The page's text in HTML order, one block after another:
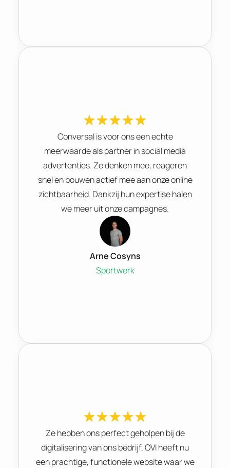
Conversal is voor ons een echte
meerwaarde als partner in social media
advertenties. Ze denken mee, reageren
snel en bouwen actief mee aan onze online
zichtbaarheid. Dankzij hun expertise halen
we meer uit onze campagnes.
Arne Cosyns
Sportwerk
Ze hebben ons perfect geholpen bij de
digitalisering van ons bedrijf. OVI heeft nu
een prachtige, functionele website waar we